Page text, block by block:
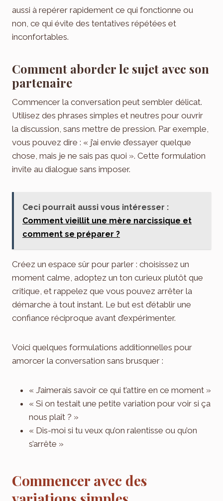
aussi à repérer rapidement ce qui fonctionne ou
non, ce qui évite des tentatives répétées et
inconfortables.
Comment aborder le sujet avec son
partenaire
Commencer la conversation peut sembler délicat.
Utilisez des phrases simples et neutres pour ouvrir
la discussion, sans mettre de pression. Par exemple,
vous pouvez dire : « j’ai envie d’essayer quelque
chose, mais je ne sais pas quoi ». Cette formulation
invite au dialogue sans imposer.
Ceci pourrait aussi vous intéresser :
Comment vieillit une mère narcissique et
comment se préparer ?
Créez un espace sûr pour parler : choisissez un
moment calme, adoptez un ton curieux plutôt que
critique, et rappelez que vous pouvez arrêter la
démarche à tout instant. Le but est d’établir une
confiance réciproque avant d’expérimenter.
Voici quelques formulations additionnelles pour
amorcer la conversation sans brusquer :
« J’aimerais savoir ce qui t’attire en ce moment »
« Si on testait une petite variation pour voir si ça
nous plaît ? »
« Dis-moi si tu veux qu’on ralentisse ou qu’on
s’arrête »
Commencer avec des